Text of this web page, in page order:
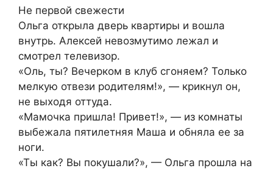
Не первой свежести
Ольга открыла дверь квартиры и вошла
внутрь. Алексей невозмутимо лежал и
смотрел телевизор.
«Оль, ты? Вечерком в клуб сгоняем? Только
мелкую отвези родителям!», — крикнул он,
не выходя оттуда.
«Мамочка пришла! Привет!», — из комнаты
выбежала пятилетняя Маша и обняла ее за
ноги.
«Ты как? Вы покушали?», — Ольга прошла на